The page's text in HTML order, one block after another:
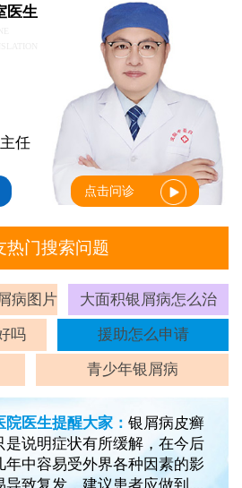
医生
任
点击问诊
热门搜索问题
病图片 大面积银屑病怎么治
吗 援助怎么申请
青少年银屑病
院医生提醒大家：银屑病皮癣
是说明症状有所缓解，在今后
年中容易受外界各种因素的影